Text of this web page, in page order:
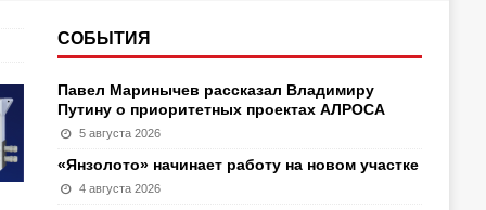
СОБЫТИЯ
Павел Маринычев рассказал Владимиру
Путину о приоритетных проектах АЛРОСА
5 августа 2026
«Янзолото» начинает работу на новом участке
4 августа 2026